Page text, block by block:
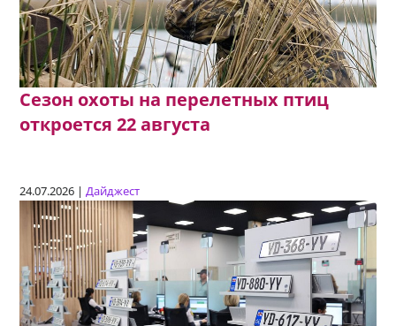
Сезон охоты на перелетных птиц
откроется 22 августа
24.07.2026 |Дайджест